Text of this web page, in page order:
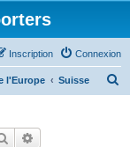
Connexion
Inscription
l'Europe Suisse
Rechercher